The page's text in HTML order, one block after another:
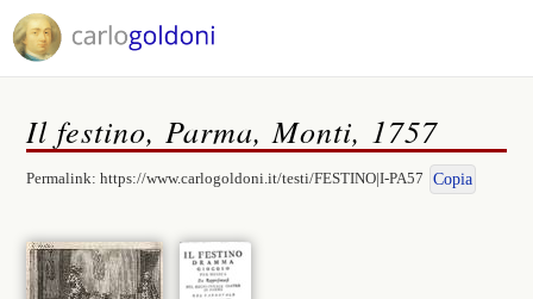
Il festino, Parma, Monti, 1757
Permalink:https://www.carlogoldoni.it/testi/FESTINO|I-PA57 Copia